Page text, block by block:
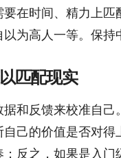
在时间、精力上
为高人一等。保持
匹配现实
据和反馈来校准自
己的价值是否对
反之，如果是入